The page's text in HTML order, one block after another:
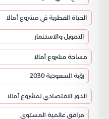
الحياة الفطرية في مشروع أمالا
التمويل والاستثمار
مساحة مشروع أمالا
رؤية السعودية 2030
الدور الاقتصادي لمشروع أمالا
مرافق عالمية المستوى